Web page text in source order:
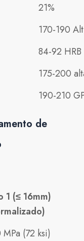
21%
170-190
84-92 HRB
175-200
190-210
de
1 (≤ 16mm)
(72 ksi)